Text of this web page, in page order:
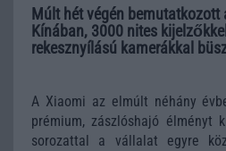
Múlt hét végén
Kínában, 3000 nites
rekesznyílású kamerákkal
A Xiaomi az elmúlt néhány
prémium, zászlóshajó élményt
sorozattal a vállalat egyre